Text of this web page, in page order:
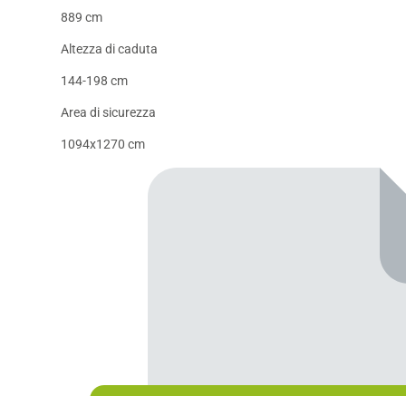
889 cm
Altezza di caduta
144-198 cm
Area di sicurezza
1094x1270 cm